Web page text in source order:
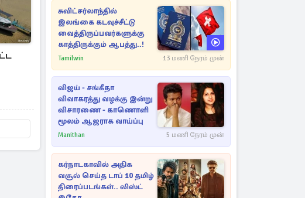
சுவிட்சர்லாந்தில்
இலங்கை கடவுச்சீட்டு
வைத்திருப்பவர்களுக்கு
காத்திருக்கும் ஆபத்து..!
Tamilwin 13 மணி நேரம் முன்
விஜய் - சங்கீதா
விவாகரத்து வழக்கு இன்று
விசாரணை - காணொளி
மூலம் ஆஜராக வாய்ப்பு
Manithan 5 மணி நேரம் முன்
கர்நாடகாவில் அதிக
வசூல் செய்த டாப் 10 தமிழ்
திரைப்படங்கள்.. லிஸ்ட்